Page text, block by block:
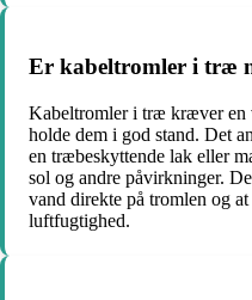
Er kabeltromler i træ
Kabeltromler i træ kræver en
holde dem i god stand. Det
en træbeskyttende lak eller
sol og andre påvirkninger.
vand direkte på tromlen og
luftfugtighed.